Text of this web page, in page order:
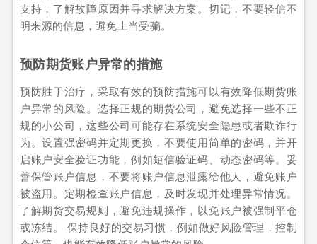
支持，了解故障原因并寻求解决方案。切记，不要轻信不
明来源的信息，避免上当受骗。
预防期货账户异常的措施
预防胜于治疗，采取有效的预防措施可以有效降低期货账
户异常的风险。选择正规的期货公司，避免选择一些不正
规的小公司，这些公司可能存在系统安全隐患或者欺诈行
为。设置强密码并定期更换，不要使用简单的密码，并开
启账户安全验证功能，例如短信验证码、动态密码等。妥
善保管账户信息，不要将账户信息泄露给他人，避免账户
被盗用。定期检查账户信息，及时发现并处理异常情况。
了解期货交易规则，避免违规操作，以免账户被强制平仓
或冻结。 保持良好的交易习惯，例如做好风险管理，控制